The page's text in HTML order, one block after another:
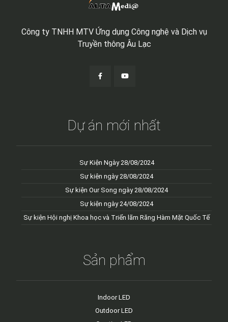
Công ty TNHH MTV Ứng dụng Công nghệ và Dịch vụ
Truyền thông Âu Lạc
Dự án mới nhất
Sự Kiện Ngày 28/08/2024
Sự kiện ngày 28/08/2024
Sự kiện Our Song ngày 28/08/2024
Sự kiện ngày 24/08/2024
Sự kiện Hội nghị Khoa học và Triển lãm Răng Hàm Mặt Quốc Tế
Sản phẩm
Indoor LED
Outdoor LED